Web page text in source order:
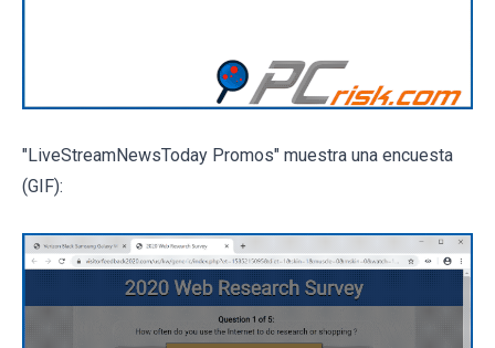
"LiveStreamNewsToday Promos" muestra una encuesta
(GIF):